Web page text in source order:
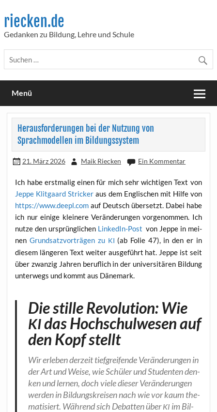
content
riecken.de
Gedanken zu Bildung, Lehre und Schule
Menü
Herausforderungen bei der Nutzung von
Sprachmodellen im Bildungssystem
21. März 2026 Maik Riecken Ein Kommentar
Ich habe erst­ma­lig einen für mich sehr wich­ti­gen Text von
Jep­pe Klit­gaard Stri­cker aus dem Eng­li­schen mit Hil­fe von
https://www.deepl.com auf Deutsch über­setzt. Dabei habe
ich nur eini­ge klei­ne­re Ver­än­de­run­gen vor­ge­nom­men. Ich
nut­ze den ursprüng­li­chen Lin­ke­dIn-Post von Jep­pe in mei­
nenGrund­satz­vor­trä­gen zu KI (ab Folie 47), in den er in
die­sem län­ge­ren Text wei­ter aus­ge­führt hat. Jep­pe ist seit
über zwan­zig Jah­ren beruf­lich in der uni­ver­si­tä­ren Bil­dung
unter­wegs und kommt aus Dänemark.
Die stille Revolution: Wie
KIdas Hochschulwesen auf
den Kopf stellt
Wir erle­ben der­zeit tief­grei­fen­de Ver­än­de­run­gen in
der Art und Wei­se, wie Schü­ler und Stu­den­ten den­
ken und ler­nen, doch vie­le die­ser Ver­än­de­run­gen
wer­den in Bil­dungs­krei­sen nach wie vor kaum the­
ma­ti­siert. Wäh­rend sich Debat­ten überKI im Bil­